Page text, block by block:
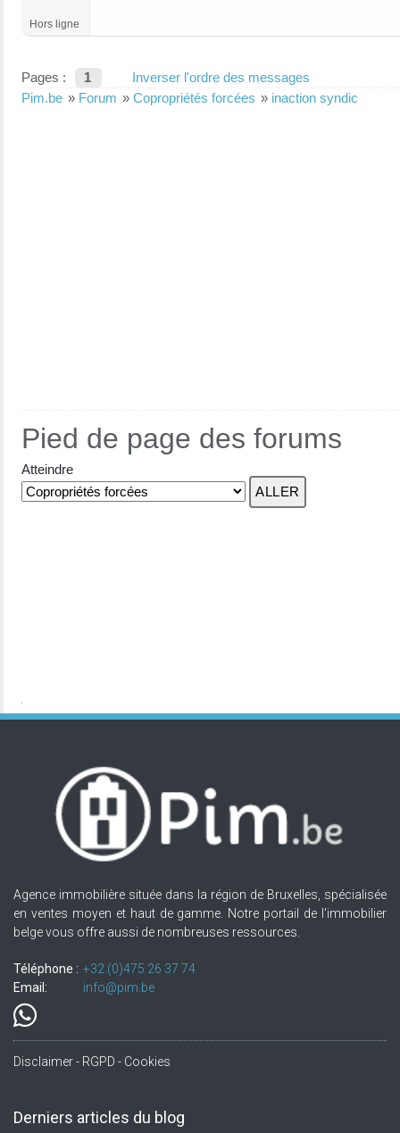
Hors ligne
Pages : 1
Inverser l'ordre des messages
Pim.be » Forum » Copropriétés forcées » inaction syndic
Pied de page des forums
Atteindre
Agence immobilière située dans la région de Bruxelles, spécialisée
en ventes moyen et haut de gamme. Notre portail de l'immobilier
belge vous offre aussi de nombreuses ressources.
Téléphone : +32.(0)475 26 37 74
Email:
info@pim.be
Disclaimer - RGPD - Cookies
Derniers articles du blog